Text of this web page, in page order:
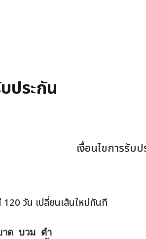
ประกัน
เงื่อนไขการรับ
วัน เปลี่ยนเส้นใหม่ทันที
าด บวม ตำ